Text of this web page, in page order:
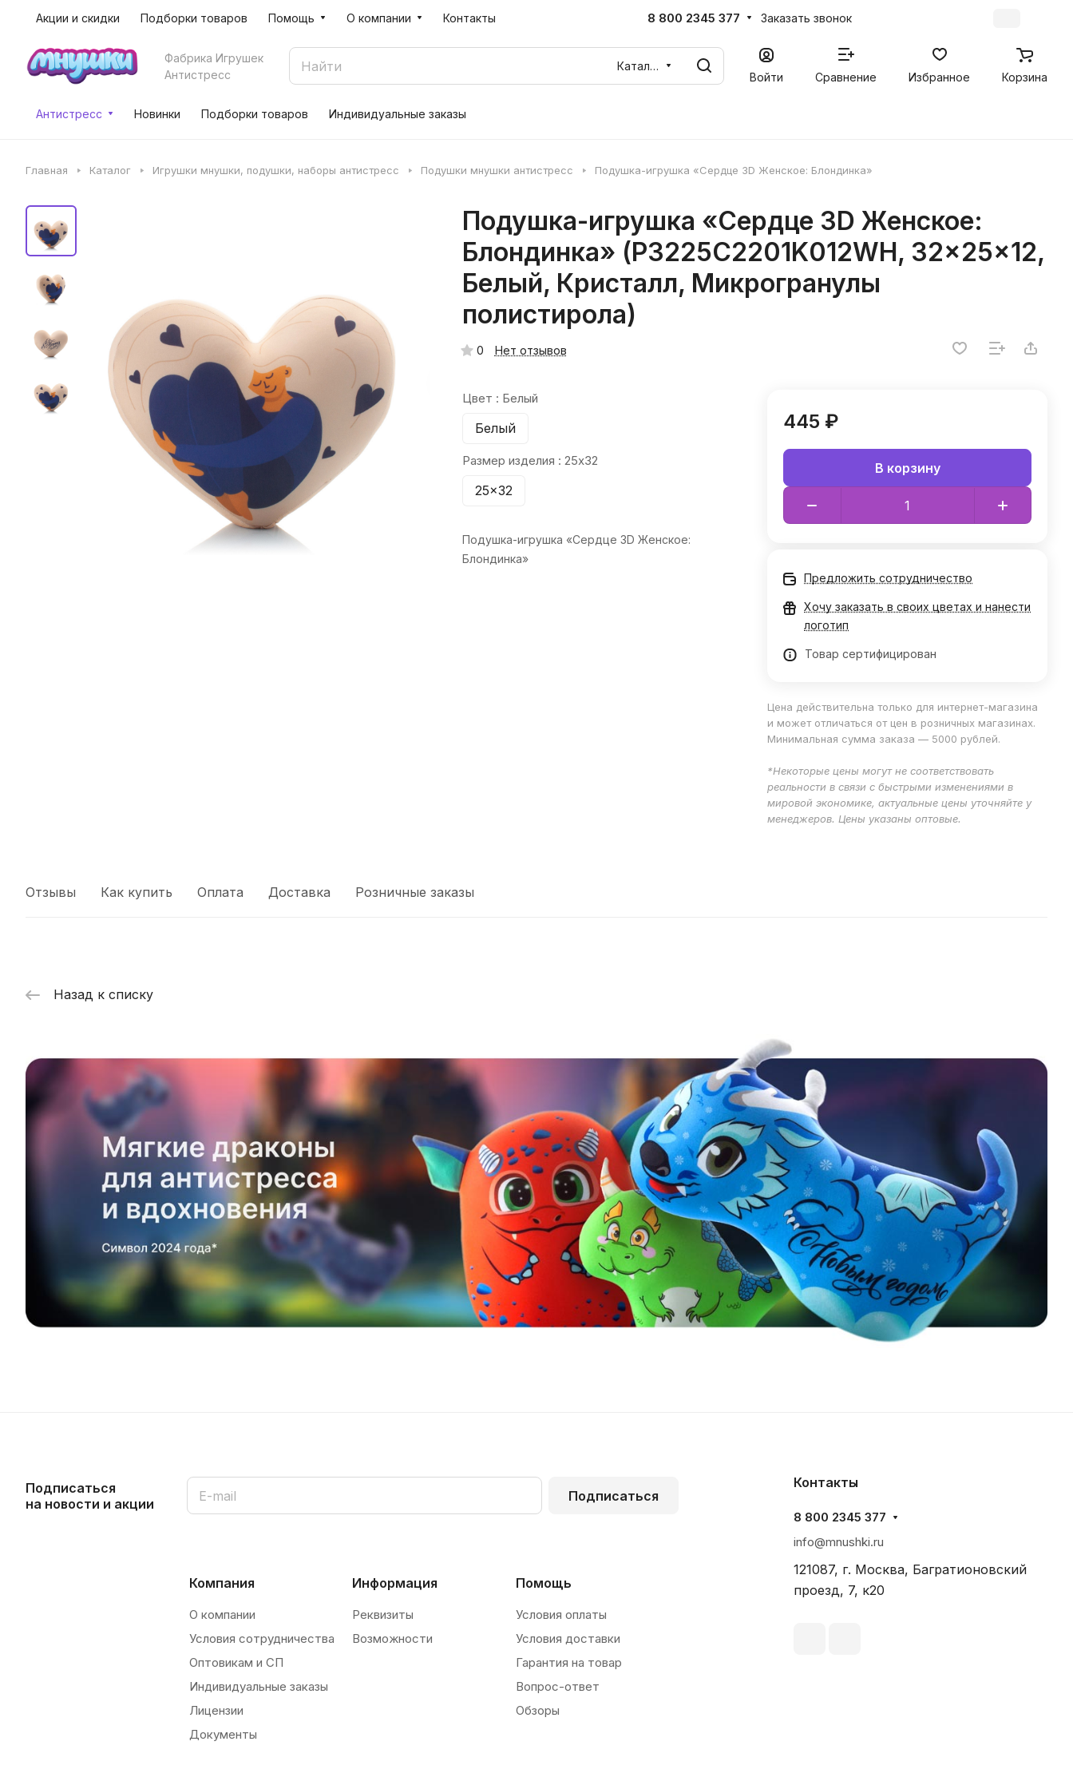
Акции и скидки Подборки товаров Помощь О компании Контакты 8 800 2345 377 Заказать звонок
Фабрика Игрушек
Антистресс
Каталог
Войти
Сравнение Избранное Корзина
Антистресс Новинки Подборки товаров Индивидуальные заказы
Главная Каталог Игрушки мнушки, подушки, наборы антистресс Подушки мнушки антистресс Подушка-игрушка «Сердце 3D Женское: Блондинка»
Подушка-игрушка «Сердце 3D Женское:
Блондинка» (P3225C2201K012WH, 32x25x12,
Белый, Кристалл, Микрогранулы
полистирола)
0 Нет отзывов
Цвет : Белый
Белый
Размер изделия : 25x32
25x32
Подушка-игрушка «Сердце 3D Женское:
Блондинка»
445 ₽
В корзину
Предложить сотрудничество
Хочу заказать в своих цветах и нанести
логотип
Товар сертифицирован
Цена действительна только для интернет-магазина
и может отличаться от цен в розничных магазинах.
Минимальная сумма заказа — 5000 рублей.
*Некоторые цены могут не соответствовать
реальности в связи с быстрыми изменениями в
мировой экономике, актуальные цены уточняйте у
менеджеров. Цены указаны оптовые.
Отзывы Как купить Оплата Доставка Розничные заказы
Назад к списку
Подписаться
на новости и акции
Подписаться
Компания
О компании
Условия сотрудничества
Оптовикам и СП
Индивидуальные заказы
Лицензии
Документы
Информация
Реквизиты
Возможности
Помощь
Условия оплаты
Условия доставки
Гарантия на товар
Вопрос-ответ
Обзоры
Контакты
8 800 2345 377
info@mnushki.ru
121087, г. Москва, Багратионовский
проезд, 7, к20